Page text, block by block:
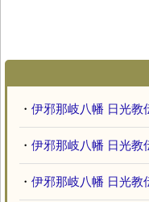
・ 伊邪那岐八幡 日光教
・ 伊邪那岐八幡 日光教
・ 伊邪那岐八幡 日光教